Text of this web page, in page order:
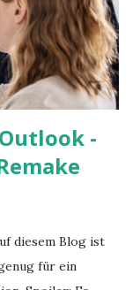
-
diesem Blog ist
für ein